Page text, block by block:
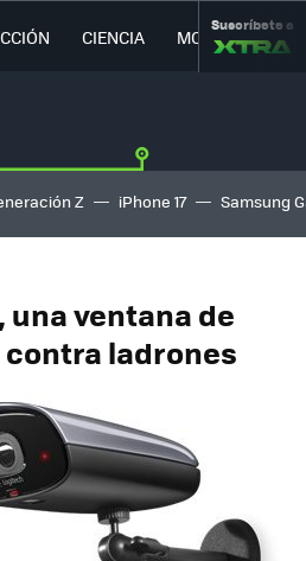
CIENCIA MOVILIDAD
Suscríbete a
Z iPhone 17 Samsung
ventana de
ladrones